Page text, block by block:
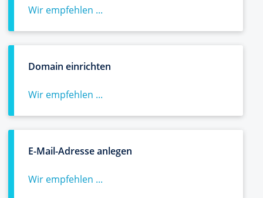
Wir empfehlen ...
Domain einrichten
Wir empfehlen ...
E-Mail-Adresse anlegen
Wir empfehlen ...